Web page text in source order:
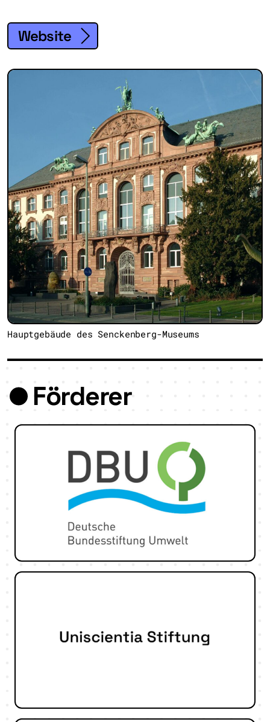
Hauptgebäude des Senckenberg-Museums
Website
Förderer